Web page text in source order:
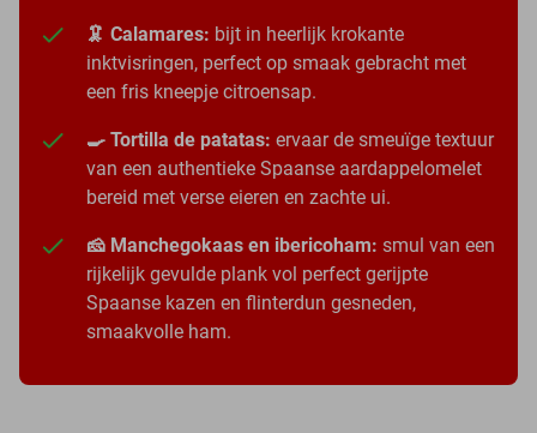
🦑 Calamares: bijt in heerlijk krokante
inktvisringen, perfect op smaak gebracht met
een fris kneepje citroensap.
🍳 Tortilla de patatas: ervaar de smeuïge textuur
van een authentieke Spaanse aardappelomelet
bereid met verse eieren en zachte ui.
🧀 Manchegokaas en ibericoham: smul van een
rijkelijk gevulde plank vol perfect gerijpte
Spaanse kazen en flinterdun gesneden,
smaakvolle ham.